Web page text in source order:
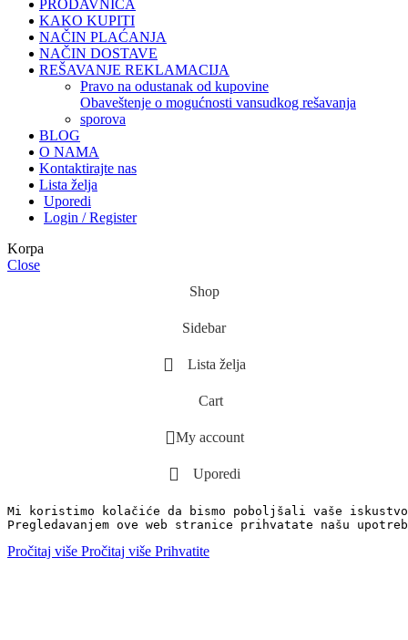
PRODAVNICA
KAKO KUPITI
NAČIN PLAĆANJA
NAČIN DOSTAVE
REŠAVANJE REKLAMACIJA
pravo na odustanak od kupovine
obaveštenje o mogućnosti vansudkog rešavanja
sporova
BLOG
O NAMA
Kontaktirajte nas
Lista želja
Uporedi
Login / Register
Korpa
Close
Shop
Sidebar
Lista želja
Cart
My account
Uporedi
Mi koristimo kolačiće da bismo poboljšali vaše
Pregledavanjem ove web stranice prihvatate našu
Pročitaj više Pročitaj više Prihvatite